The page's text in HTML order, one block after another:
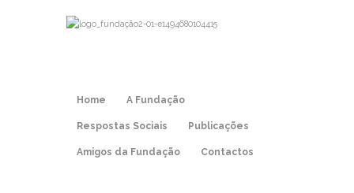
Home A Fundação
Respostas Sociais Publicações
Amigos da Fundação Contactos